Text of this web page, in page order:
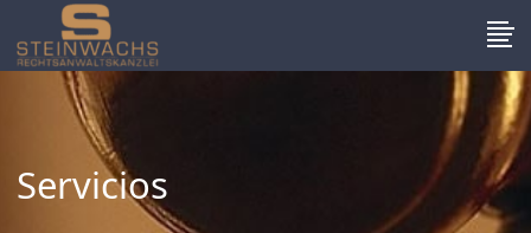
Servicios